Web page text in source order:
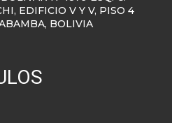
EDIFICIO V Y V, PISO 4
BOLIVIA